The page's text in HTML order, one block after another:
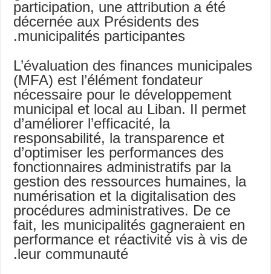
participation, une attribution a été
décernée aux Présidents des
municipalités participantes.
L’évaluation des finances municipales
(MFA) est l’élément fondateur
nécessaire pour le développement
municipal et local au Liban. Il permet
d’améliorer l’efficacité, la
responsabilité, la transparence et
d’optimiser les performances des
fonctionnaires administratifs par la
gestion des ressources humaines, la
numérisation et la digitalisation des
procédures administratives. De ce
fait, les municipalités gagneraient en
performance et réactivité vis à vis de
leur communauté.